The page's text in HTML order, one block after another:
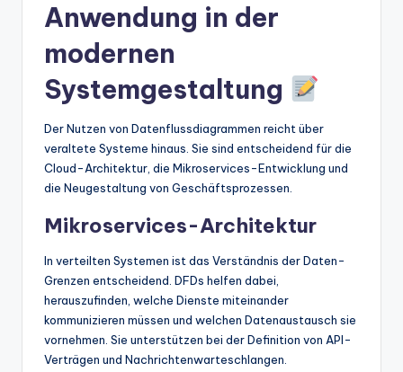
Anwendung in der
modernen
Systemgestaltung
Der Nutzen von Datenflussdiagrammen reicht über
veraltete Systeme hinaus. Sie sind entscheidend für die
Cloud-Architektur, die Mikroservices-Entwicklung und
die Neugestaltung von Geschäftsprozessen.
Mikroservices-Architektur
In verteilten Systemen ist das Verständnis der Daten-
Grenzen entscheidend. DFDs helfen dabei,
herauszufinden, welche Dienste miteinander
kommunizieren müssen und welchen Datenaustausch sie
vornehmen. Sie unterstützen bei der Definition von API-
Verträgen und Nachrichtenwarteschlangen.